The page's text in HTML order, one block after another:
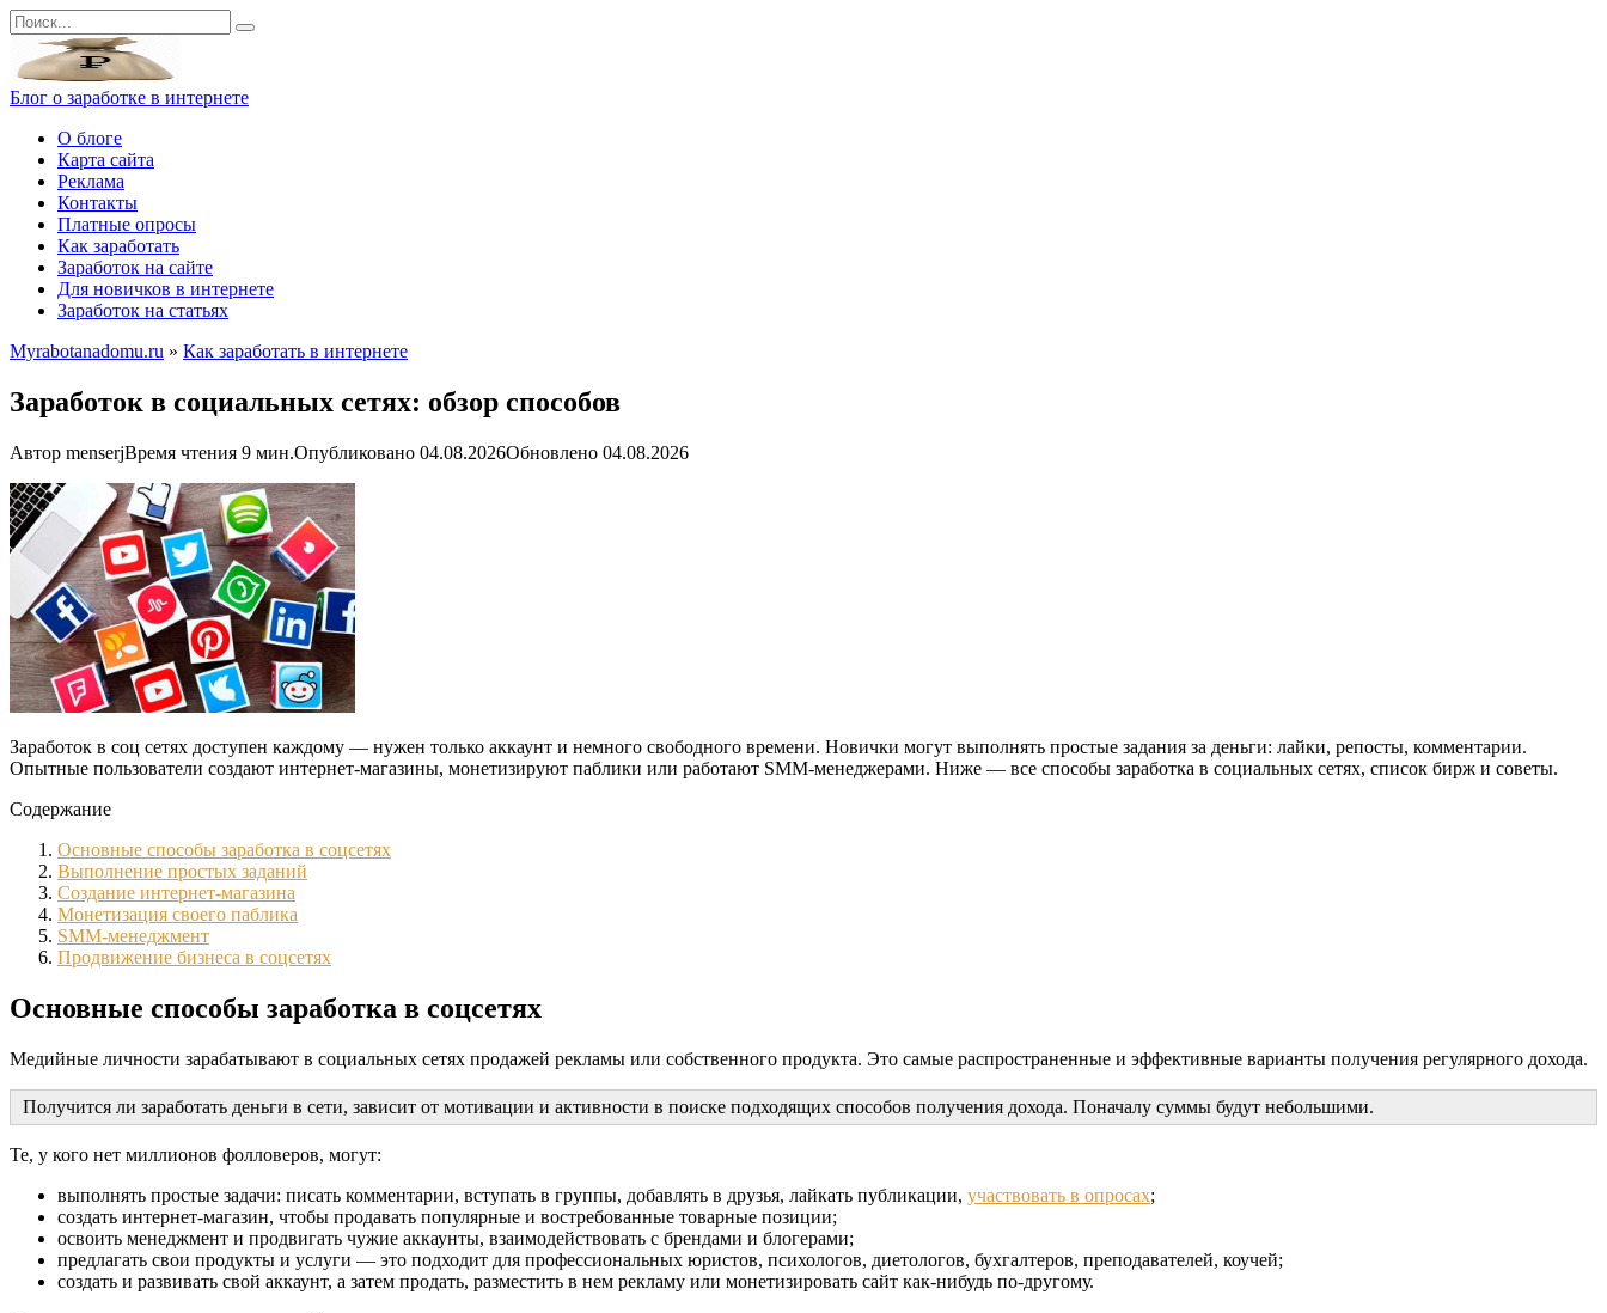
Перейти
к
контенту
Search
for:
Блог о заработке в интернете
О блоге
Карта сайта
Реклама
Контакты
Платные опросы
Как заработать
Заработок на сайте
Для новичков в интернете
Заработок на статьях
Myrabotanadomu.ru » Как заработать в интернете
Заработок в социальных сетях: обзор способов
Автор menserjВремя чтения 9 мин.Опубликовано 04.08.2026Обновлено 04.08.2026
Заработок в соц сетях доступен каждому — нужен только аккаунт и немного свободного времени. Новички могут выполнять простые задания за деньги: лайки, репосты, комментарии.
Опытные пользователи создают интернет-магазины, монетизируют паблики или работают SMM-менеджерами. Ниже — все способы заработка в социальных сетях, список бирж и советы.
Содержание
Основные способы заработка в соцсетях
Выполнение простых заданий
Создание интернет-магазина
Монетизация своего паблика
SMM-менеджмент
Продвижение бизнеса в соцсетях
Основные способы заработка в соцсетях
Медийные личности зарабатывают в социальных сетях продажей рекламы или собственного продукта. Это самые распространенные и эффективные варианты получения регулярного дохода.
Получится ли заработать деньги в сети, зависит от мотивации и активности в поиске подходящих способов получения дохода. Поначалу суммы будут небольшими.
Те, у кого нет миллионов фолловеров, могут:
выполнять простые задачи: писать комментарии, вступать в группы, добавлять в друзья, лайкать публикации, участвовать в опросах;
создать интернет-магазин, чтобы продавать популярные и востребованные товарные позиции;
освоить менеджмент и продвигать чужие аккаунты, взаимодействовать с брендами и блогерами;
предлагать свои продукты и услуги — это подходит для профессиональных юристов, психологов, диетологов, бухгалтеров, преподавателей, коучей;
создать и развивать свой аккаунт, а затем продать, разместить в нем рекламу или монетизировать сайт как-нибудь по-другому.